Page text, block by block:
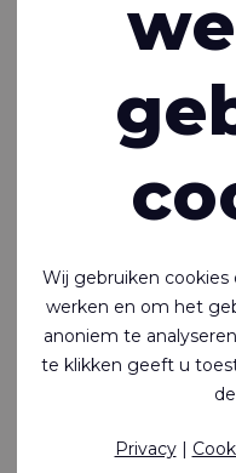
internetbrowser ook zo
wanneer een cookie
dat bepaalde cookies
de helpfunctie van uw
cookies in uw browser
voor het prettige
tracking cookies worden
Houd er rekening mee
kunnen garanderen dat
werkt. Sommige
of u kunt de website
betekent het weigeren
geen advertenties meer
Wij gebruiken
werken en om het
anoniem te
te klikken geeft u
Privacy|